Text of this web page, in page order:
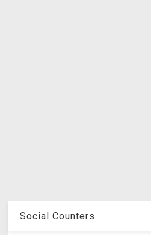
Social Counters